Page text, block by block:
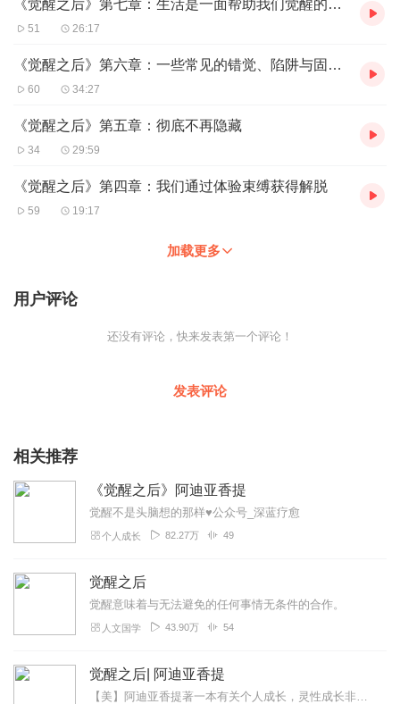
《觉醒之后》第七章：生活是一面帮助我们觉醒的镜子
51 26:17
《觉醒之后》第六章：一些常见的错觉、陷阱与固着点
60 34:27
《觉醒之后》第五章：彻底不再隐藏
34 29:59
《觉醒之后》第四章：我们通过体验束缚获得解脱
59 19:17
加载更多
用户评论
还没有评论，快来发表第一个评论！
发表评论
相关推荐
《觉醒之后》阿迪亚香提
觉醒不是头脑想的那样♥公众号_深蓝疗愈
个人成长 82.27万 49
觉醒之后
觉醒意味着与无法避免的任何事情无条件的合作。
人文国学 43.90万 54
觉醒之后| 阿迪亚香提
【美】阿迪亚香提著一本有关个人成长，灵性成长非常有代表性的书，洁懿读后，受益匪浅。